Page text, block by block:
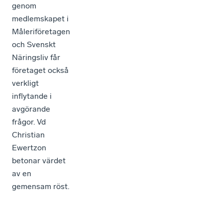
genom
medlemskapet i
Måleriföretagen
och Svenskt
Näringsliv får
företaget också
verkligt
inflytande i
avgörande
frågor. Vd
Christian
Ewertzon
betonar värdet
av en
gemensam röst.